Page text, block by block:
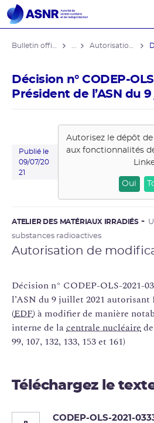
Décision n° CODEP-
Président de l’ASN du
Publié le
09/07/20
21
Autorisez le dépôt
aux fonctionnalités
Oui
ATELIER DES MATÉRIAUX IRRADIÉS
substances radioactives
Autorisation de
Décision n° CODEP-OLS-2021-
l’ASN du 9 juillet 2021
(EDF) à modifier de manière
interne de lacentrale nucléaire
99, 107, 132, 133, 153 et 161)
Téléchargez le
CODEP-OLS-2021-